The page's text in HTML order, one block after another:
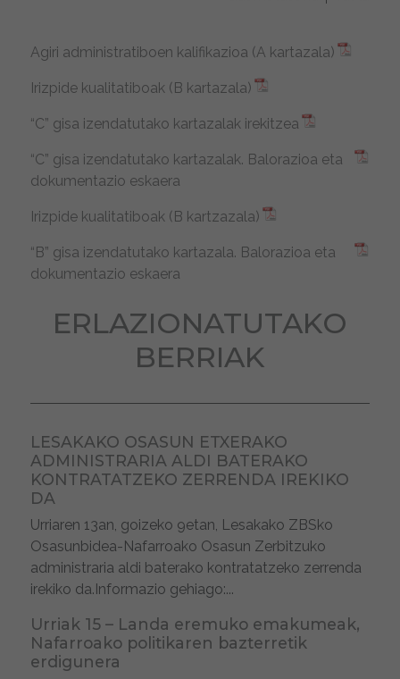
Agiri administratiboen kalifikazioa (A kartazala)
Irizpide kualitatiboak (B kartazala)
“C” gisa izendatutako kartazalak irekitzea
“C” gisa izendatutako kartazalak. Balorazioa eta
dokumentazio eskaera
Irizpide kualitatiboak (B kartzazala)
“B” gisa izendatutako kartazala. Balorazioa eta
dokumentazio eskaera
ERLAZIONATUTAKO
BERRIAK
LESAKAKO OSASUN ETXERAKO
ADMINISTRARIA ALDI BATERAKO
KONTRATATZEKO ZERRENDA IREKIKO
DA
Urriaren 13an, goizeko 9etan, Lesakako ZBSko
Osasunbidea-Nafarroako Osasun Zerbitzuko
administraria aldi baterako kontratatzeko zerrenda
irekiko da.Informazio gehiago:...
Urriak 15 – Landa eremuko emakumeak,
Nafarroako politikaren bazterretik
erdigunera